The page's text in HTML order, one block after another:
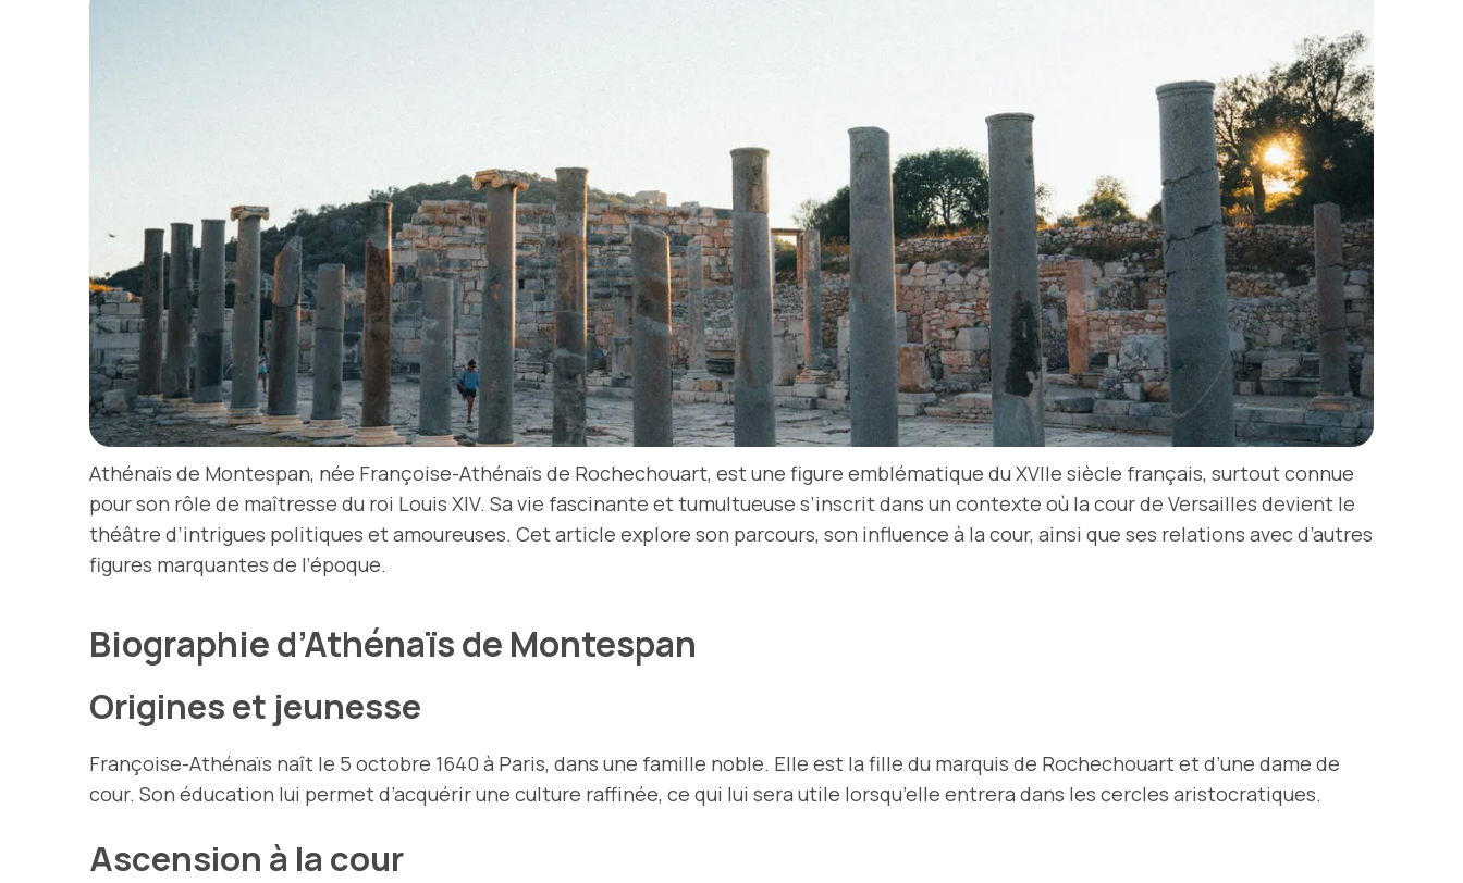
Athénaïs de Montespan, née Françoise-Athénaïs de Rochechouart, est une figure emblématique du XVIIe siècle français, surtout connue
pour son rôle de maîtresse du roi Louis XIV. Sa vie fascinante et tumultueuse s’inscrit dans un contexte où la cour de Versailles devient le
théâtre d’intrigues politiques et amoureuses. Cet article explore son parcours, son influence à la cour, ainsi que ses relations avec d’autres
figures marquantes de l’époque.
Biographie d’Athénaïs de Montespan
Origines et jeunesse
Françoise-Athénaïs naît le 5 octobre 1640 à Paris, dans une famille noble. Elle est la fille du marquis de Rochechouart et d’une dame de
cour. Son éducation lui permet d’acquérir une culture raffinée, ce qui lui sera utile lorsqu’elle entrera dans les cercles aristocratiques.
Ascension à la cour